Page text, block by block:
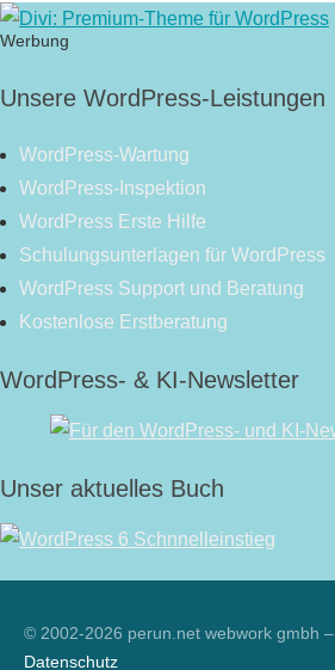
Werbung
Unsere WordPress-Leistungen
WordPress-Wartung
WordPress-Inspektion
WordPress Erste Hilfe
Schulungsunterlagen für WordPress
WordPress Support und Beratung
Kostenlose Erstberatung
WordPress- & KI-Newsletter
Unser aktuelles Buch
© 2002-2026 perun.net webwork gmbh –
Datenschutz